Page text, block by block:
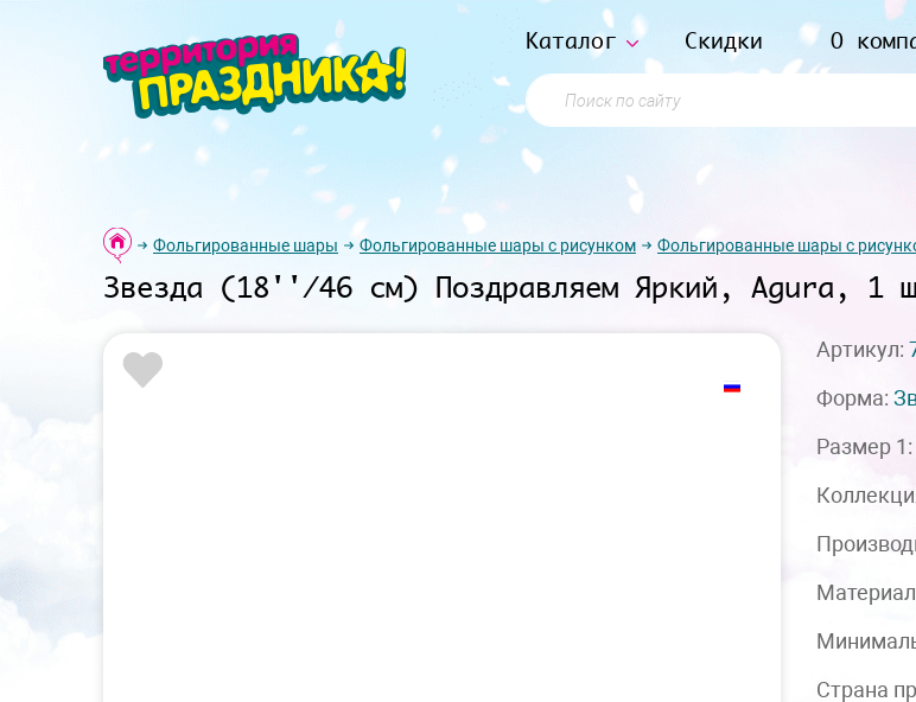
Каталог Скидки О
Поиск по сайту
Фольгированные шары Фольгированные шары с рисунком Фольгированные шары с
Звезда (18''/46 см) Поздравляем Яркий, Agura, 1
Артикул:
Форма:
Размер 1:
Страна